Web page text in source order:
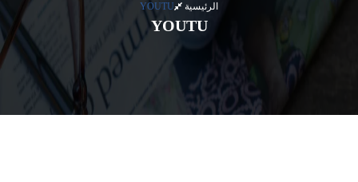
الرئيسية YOUTU
YOUTU